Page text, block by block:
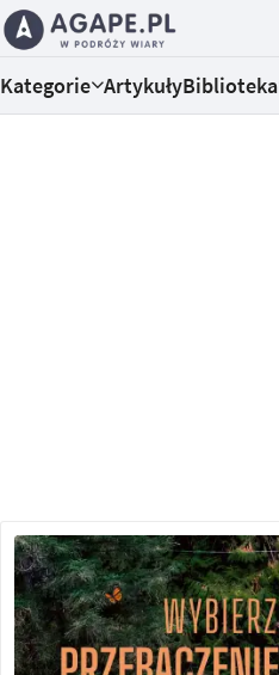
Kategorie ArtykułyBiblioteka